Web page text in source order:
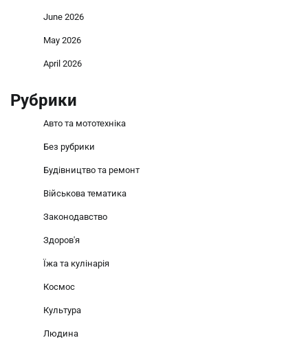
June 2026
May 2026
April 2026
Рубрики
Авто та мототехніка
Без рубрики
Будівництво та ремонт
Військова тематика
Законодавство
Здоров'я
Їжа та кулінарія
Космос
Культура
Людина